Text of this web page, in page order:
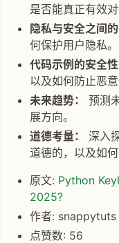
是否能真正有效对
隐私与安全之间的
何保护用户隐私。
代码示例的安全性
以及如何防止恶意
未来趋势：
预测
展方向。
道德考量：
深入
道德的，以及如
原文: Python
2025?
作者: snappytuts
点赞数: 56